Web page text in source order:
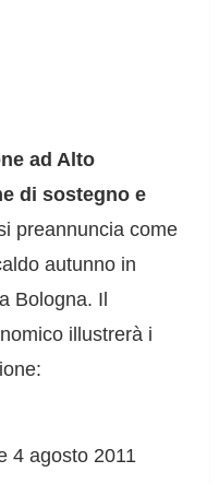
ad Alto
di sostegno e
preannuncia come
autunno in
Bologna. Il
illustrerà i
4 agosto 2011